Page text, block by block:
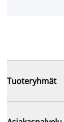
Tuoteryhmät